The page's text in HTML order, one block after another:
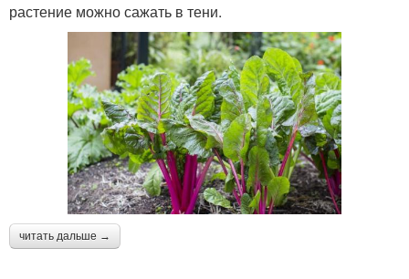
растение можно сажать в тени.
читать дальше →